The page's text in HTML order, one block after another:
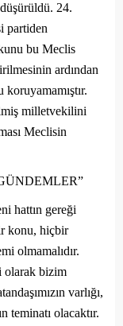
24.
partiden
bu Meclis
ardından
milletvekilini
Meclisin
hattın gereği
konu, hiçbir
olmamalıdır.
olarak bizim
varlığı,
teminatı olacaktır.